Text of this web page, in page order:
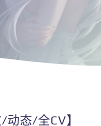
动态/全CV】